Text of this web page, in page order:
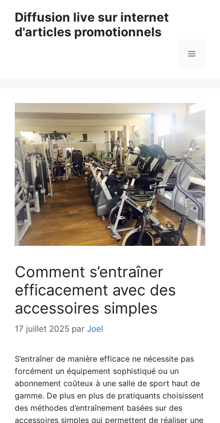
contenu
Diffusion live sur internet
d'articles promotionnels
Menu
Comment s’entraîner
efficacement avec des
accessoires simples
17 juillet 2025 par Joel
S’entraîner de manière efficace ne nécessite pas
forcément un équipement sophistiqué ou un
abonnement coûteux à une salle de sport haut de
gamme. De plus en plus de pratiquants choisissent
des méthodes d’entraînement basées sur des
accessoires simples qui permettent de réaliser une